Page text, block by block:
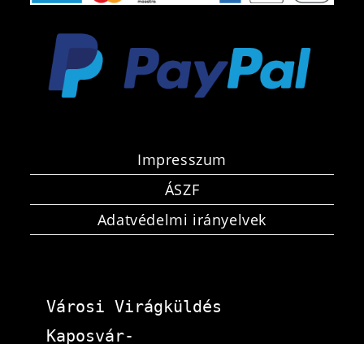
Impresszum
ÁSZF
Adatvédelmi irányelvek
Városi Virágküldés
Kaposvár-